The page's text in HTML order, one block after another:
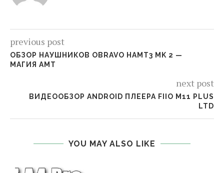
previous post
ОБЗОР НАУШНИКОВ OBRAVO HAMT3 MK 2 —
МАГИЯ AMT
next post
ВИДЕООБЗОР ANDROID ПЛЕЕРА FIIO M11 PLUS
LTD
YOU MAY ALSO LIKE